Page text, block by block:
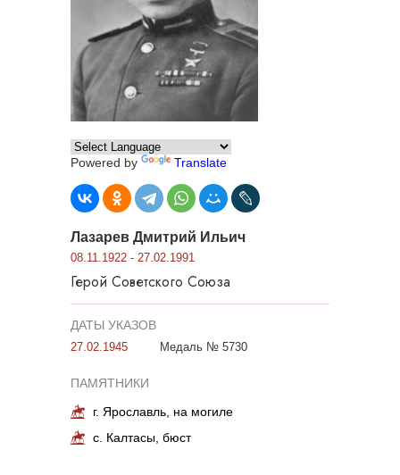
Powered by Translate
Лазарев Дмитрий Ильич
08.11.1922 - 27.02.1991
Герой Советского Союза
ДАТЫ УКАЗОВ
27.02.1945 Медаль № 5730
ПАМЯТНИКИ
г. Ярославль, на могиле
с. Калтасы, бюст